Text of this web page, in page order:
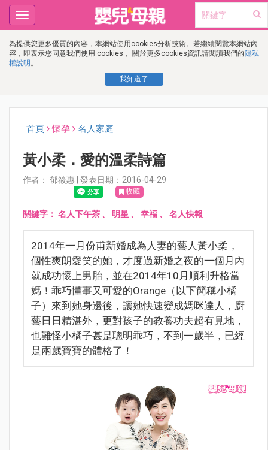
為提供您更多優質的內容，本網站使用cookies分析技術。若繼續閱覽本網站內
容，即表示您同意我們使用 cookies， 關於更多cookies資訊請閱讀我們的隱私
權說明 。
我知道了
Toggle
navigation
首頁 懷孕 名人家庭
黃小柔．愛的溫柔詩篇
作者： 郁筱惠 | 發表日期：2016-04-29
收藏
關鍵字： 名人下午茶、 明星 、 幸福、 名人快報
2014年一月份甫新婚成為人妻的藝人黃小柔，
個性爽朗愛笑的她，才度過新婚之夜的一個月內
就成功懷上男胎，並在2014年10月順利升格當
媽！乖巧懂事又可愛的Orange（以下簡稱小橘
子）來到她身邊後，讓她快速變成媽咪達人，廚
藝日日精湛外，更對孩子的教養功夫超有見地，
也難怪小橘子甚是聰明乖巧，不到一歲半，已經
是兩歲寶寶的體格了！